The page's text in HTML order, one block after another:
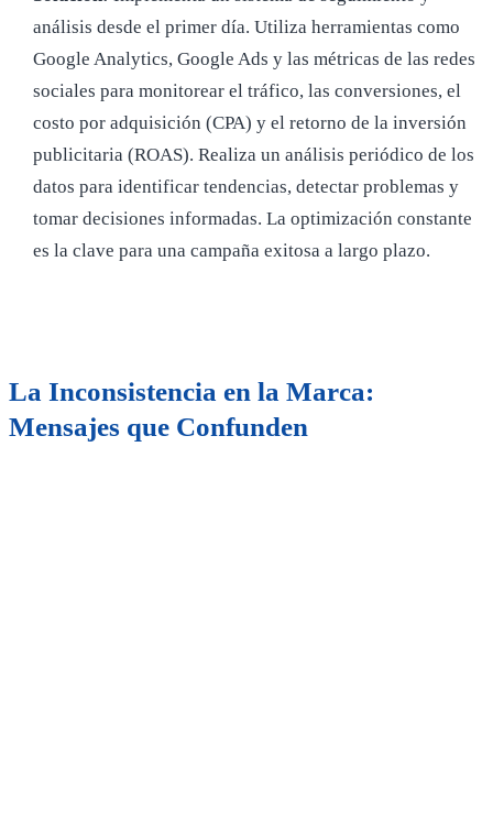
análisis desde el primer día. Utiliza herramientas como
Google Analytics, Google Ads y las métricas de las redes
sociales para monitorear el tráfico, las conversiones, el
costo por adquisición (CPA) y el retorno de la inversión
publicitaria (ROAS). Realiza un análisis periódico de los
datos para identificar tendencias, detectar problemas y
tomar decisiones informadas. La optimización constante
es la clave para una campaña exitosa a largo plazo.
La Inconsistencia en la Marca:
Mensajes que Confunden